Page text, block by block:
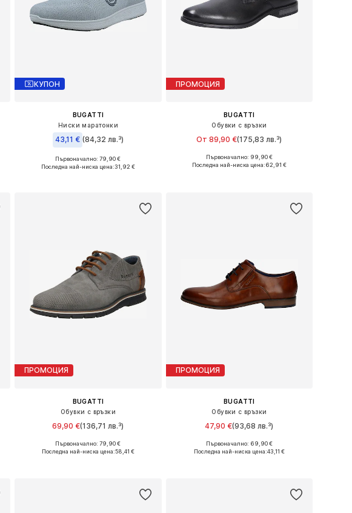
КУПОН
BUGATTI
Ниски маратонки
43,11 € (84,32 лв.³)
Налични размери: 40, 41, 42, 43, 44
Първоначално: 79,90 €
Последна най-ниска цена:31,92 €
ПРОМОЦИЯ
BUGATTI
Обувки с връзки
От 89,90 €(175,83 лв.³)
Предлага се в много размери
Първоначално: 99,90 €
Последна най-ниска цена:62,91 €
ПРОМОЦИЯ
BUGATTI
Обувки с връзки
69,90 €(136,71 лв.³)
Предлага се в много размери
Първоначално: 79,90 €
Последна най-ниска цена:58,41 €
ПРОМОЦИЯ
BUGATTI
Обувки с връзки
47,90 €(93,68 лв.³)
Налични размери: 40, 41, 42, 43, 44, 46
Първоначално: 69,90 €
Последна най-ниска цена:43,11 €